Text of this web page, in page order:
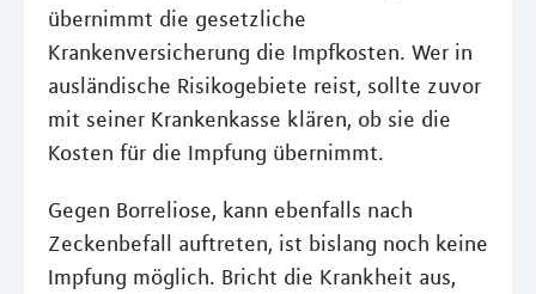
übernimmt die gesetzliche
Krankenversicherung die Impfkosten. Wer in
ausländische Risikogebiete reist, sollte zuvor
mit seiner Krankenkasse klären, ob sie die
Kosten für die Impfung übernimmt.
Gegen Borreliose, kann ebenfalls nach
Zeckenbefall auftreten, ist bislang noch keine
Impfung möglich. Bricht die Krankheit aus,